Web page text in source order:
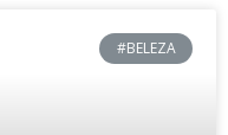
#BELEZA